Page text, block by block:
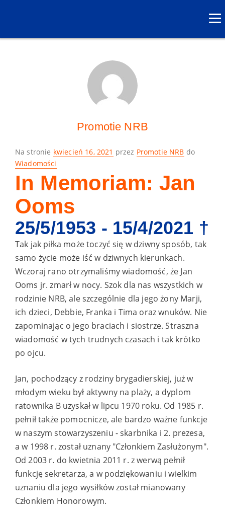
Promotie NRB
Na stronie Posted
on
kwiecień 16, 2021 przez Promotie NRB do
Wiadomości
In Memoriam: Jan
Ooms
25/5/1953 - 15/4/2021 †
Tak jak piłka może toczyć się w dziwny sposób, tak
samo życie może iść w dziwnych kierunkach.
Wczoraj rano otrzymaliśmy wiadomość, że Jan
Ooms jr. zmarł w nocy. Szok dla nas wszystkich w
rodzinie NRB, ale szczególnie dla jego żony Marji,
ich dzieci, Debbie, Franka i Tima oraz wnuków. Nie
zapominając o jego braciach i siostrze. Straszna
wiadomość w tych trudnych czasach i tak krótko
po ojcu.
Jan, pochodzący z rodziny brygadierskiej, już w
młodym wieku był aktywny na plaży, a dyplom
ratownika B uzyskał w lipcu 1970 roku. Od 1985 r.
pełnił także pomocnicze, ale bardzo ważne funkcje
w naszym stowarzyszeniu - skarbnika i 2. prezesa,
a w 1998 r. został uznany "Członkiem Zasłużonym".
Od 2003 r. do kwietnia 2011 r. z werwą pełnił
funkcję sekretarza, a w podziękowaniu i wielkim
uznaniu dla jego wysiłków został mianowany
Członkiem Honorowym.